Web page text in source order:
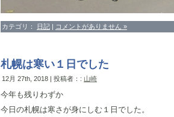
カテゴリ： 日記 | コメントがありません »
札幌は寒い１日でした
12月 27th, 2018 | 投稿者：: 山崎
今年も残りわずか
今日の札幌は寒さが身にしむ１日でした。